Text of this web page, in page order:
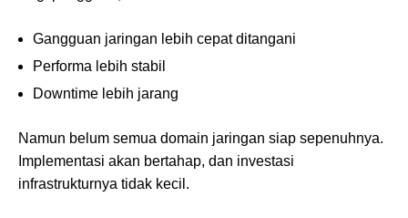
Gangguan jaringan lebih cepat ditangani
Performa lebih stabil
Downtime lebih jarang
Namun belum semua domain jaringan siap sepenuhnya.
Implementasi akan bertahap, dan investasi
infrastrukturnya tidak kecil.